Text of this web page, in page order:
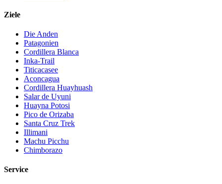
Ziele
Die Anden
Patagonien
Cordillera Blanca
Inka-Trail
Titicacasee
Aconcagua
Cordillera Huayhuash
Salar de Uyuni
Huayna Potosi
Pico de Orizaba
Santa Cruz Trek
Illimani
Machu Picchu
Chimborazo
Service